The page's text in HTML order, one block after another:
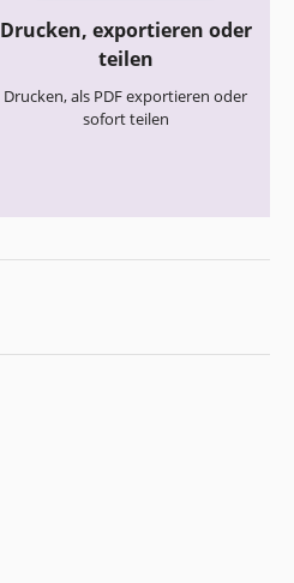
Drucken, exportieren oder
teilen
Drucken, als PDF exportieren oder
sofort teilen